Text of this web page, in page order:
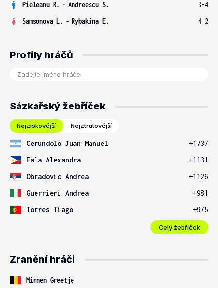
Pieleanu R. - Andreescu S.
3-4
Samsonova L. - Rybakina E. 4-2
Profily hráčů
Sázkařský žebříček
Nejziskovější Nejztrátovější
Cerundolo Juan Manuel
+1737
Eala Alexandra
+1131
Obradovic Andrea
+1126
Guerrieri Andrea
+981
Torres Tiago
+975
Celý žebříček
Zranění hráči
Minnen Greetje